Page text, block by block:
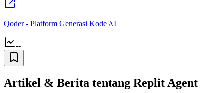
Qoder - Platform Generasi Kode AI
--
Artikel & Berita tentang Replit Agent